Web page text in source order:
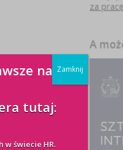
za
A
na
tutaj:
w świecie HR.
Zamknij